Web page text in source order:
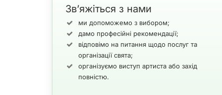
приміщенні? На кожне питання потрібно отримати
Що вибрати стаціонарний ресторан або виїзний
При всій уявній складності цього вибору,
Зв’яжіться з нами
ми допоможемо з вибором;
дамо професійні рекомендації;
відповімо на питання щодо послуг та
організації свята;
організуємо виступ артиста або захід
повністю.